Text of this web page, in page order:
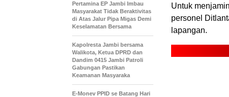
Untuk
personel
lapangan.
Pertamina EP Jambi Imbau
Masyarakat Tidak Beraktivitas
di Atas Jalur Pipa Migas Demi
Keselamatan Bersama
Kapolresta Jambi bersama
Walikota, Ketua DPRD dan
Dandim 0415 Jambi Patroli
Gabungan Pastikan
Keamanan Masyaraka
E-Monev PPID se Batang Hari